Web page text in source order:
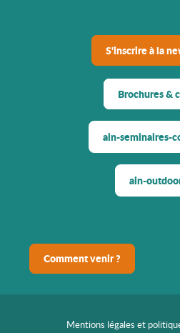
S'inscrire à la
Brochures &
ain-seminaires-
ain-
Comment venir ?
Mentions légales et